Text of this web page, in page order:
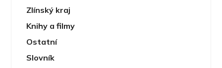
Zlínský kraj
Knihy a filmy
Ostatní
Slovník